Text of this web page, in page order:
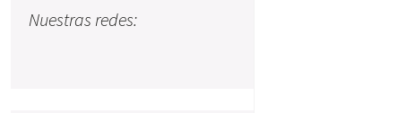
Nuestras redes: